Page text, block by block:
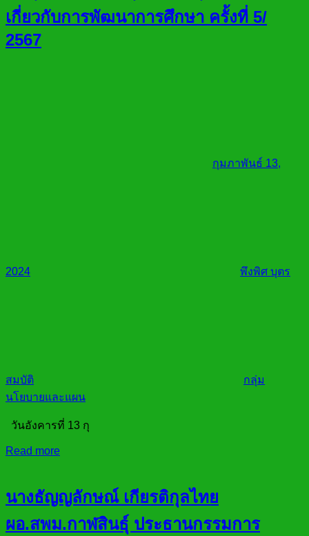
เกี่ยวกับการพัฒนาการศึกษา ครั้งที่ 5/
2567
กุมภาพันธ์ 13,
2024 พึงพิศ บุตร
สมบัติ
กลุ่ม
นโยบายและแผน
วันอังคารที่ 13 กุ
Read more
นางธัญญลักษณ์ เกียรติกุลไทย
ผอ.สพม.กาฬสินธ์ุ ประธานกรรมการ